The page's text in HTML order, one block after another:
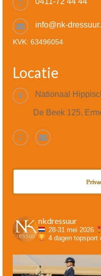
info@nk-
KVK: 63496054
Locatie
Nationaal
De Beek 125,
nkdressuur
28-31 mei 2026
4 dagen topsport